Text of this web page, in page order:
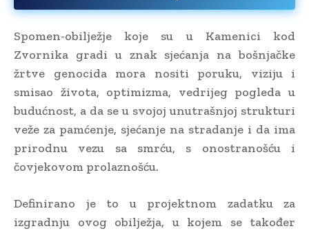
Spomen-obilježje koje su u Kamenici kod
Zvornika gradi u znak sjećanja na bošnjačke
žrtve genocida mora nositi poruku, viziju i
smisao života, optimizma, vedrijeg pogleda u
budućnost, a da se u svojoj unutrašnjoj strukturi
veže za pamćenje, sjećanje na stradanje i da ima
prirodnu vezu sa smrću, s onostranošću i
čovjekovom prolaznošću.
Definirano je to u projektnom zadatku za
izgradnju ovog obilježja, u kojem se također